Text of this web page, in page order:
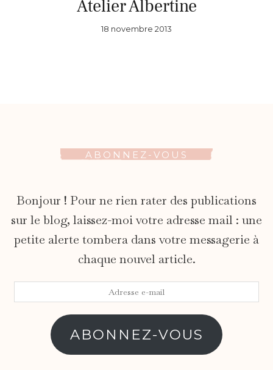
Atelier Albertine
18 novembre 2013
ABONNEZ-VOUS
Bonjour ! Pour ne rien rater des publications
sur le blog, laissez-moi votre adresse mail : une
petite alerte tombera dans votre messagerie à
chaque nouvel article.
ABONNEZ-VOUS